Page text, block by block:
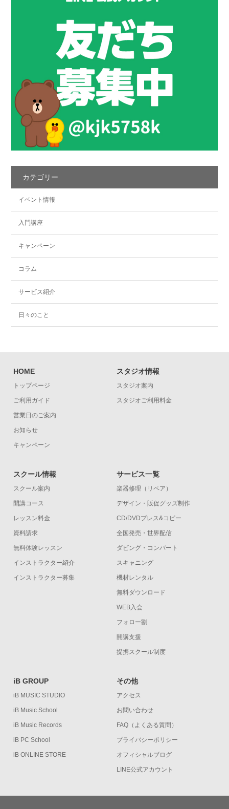
カテゴリー
イベント情報
入門講座
キャンペーン
コラム
サービス紹介
日々のこと
HOME
トップページ
ご利用ガイド
営業日のご案内
お知らせ
キャンペーン
スタジオ情報
スタジオ案内
スタジオご利用料金
スクール情報
スクール案内
開講コース
レッスン料金
資料請求
無料体験レッスン
インストラクター紹介
インストラクター募集
サービス一覧
楽器修理（リペア）
デザイン・販促グッズ制作
CD/DVDプレス&コピー
全国発売・世界配信
ダビング・コンバート
スキャニング
機材レンタル
無料ダウンロード
WEB入会
フォロー割
開講支援
提携スクール制度
iB GROUP
iB MUSIC STUDIO
iB Music School
iB Music Records
iB PC School
iB ONLINE STORE
その他
アクセス
お問い合わせ
FAQ（よくある質問）
プライバシーポリシー
オフィシャルブログ
LINE公式アカウント